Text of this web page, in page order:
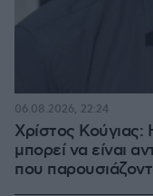
Χρίστος
μπορεί να είναι
που
06.08.2026, 22:24